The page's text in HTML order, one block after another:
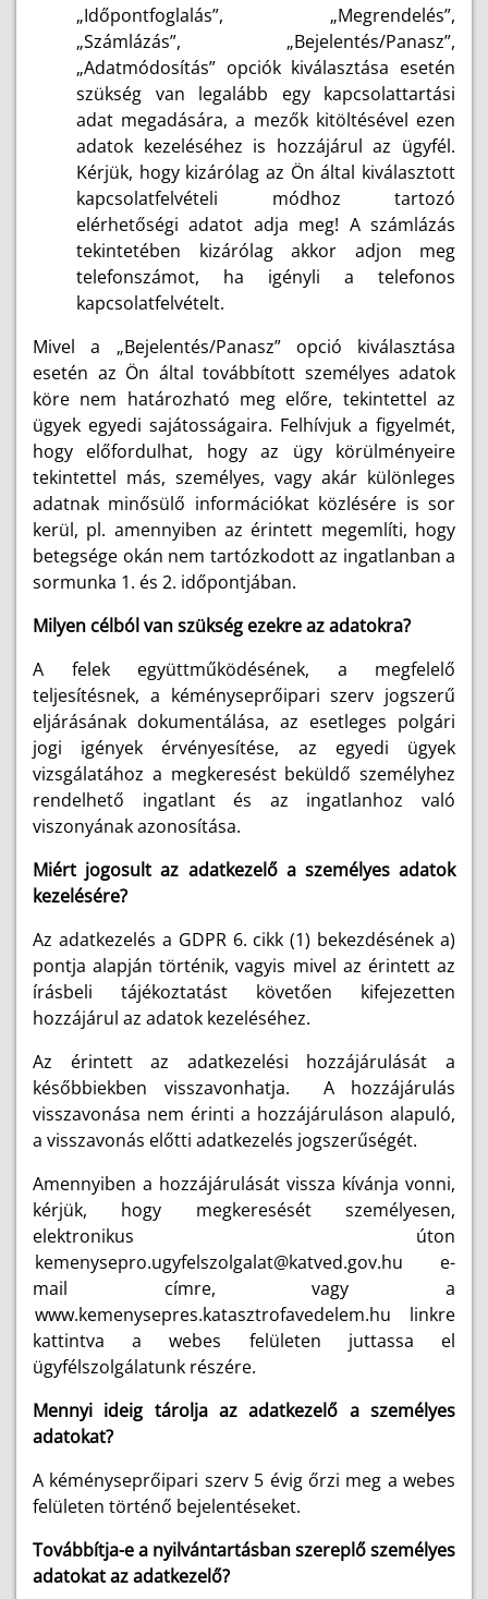
„Időpontfoglalás”, „Megrendelés”,
„Számlázás”, „Bejelentés/Panasz”,
„Adatmódosítás” opciók kiválasztása esetén
szükség van legalább egy kapcsolattartási
adat megadására, a mezők kitöltésével ezen
adatok kezeléséhez is hozzájárul az ügyfél.
Kérjük, hogy kizárólag az Ön által kiválasztott
kapcsolatfelvételi módhoz tartozó
elérhetőségi adatot adja meg! A számlázás
tekintetében kizárólag akkor adjon meg
telefonszámot, ha igényli a telefonos
kapcsolatfelvételt.
Mivel a „Bejelentés/Panasz” opció kiválasztása
esetén az Ön által továbbított személyes adatok
köre nem határozható meg előre, tekintettel az
ügyek egyedi sajátosságaira. Felhívjuk a figyelmét,
hogy előfordulhat, hogy az ügy körülményeire
tekintettel más, személyes, vagy akár különleges
adatnak minősülő információkat közlésére is sor
kerül, pl. amennyiben az érintett megemlíti, hogy
betegsége okán nem tartózkodott az ingatlanban a
sormunka 1. és 2. időpontjában.
Milyen célból van szükség ezekre az adatokra?
A felek együttműködésének, a megfelelő
teljesítésnek, a kéményseprőipari szerv jogszerű
eljárásának dokumentálása, az esetleges polgári
jogi igények érvényesítése, az egyedi ügyek
vizsgálatához a megkeresést beküldő személyhez
rendelhető ingatlant és az ingatlanhoz való
viszonyának azonosítása.
Miért jogosult az adatkezelő a személyes adatok
kezelésére?
Az adatkezelés a GDPR 6. cikk (1) bekezdésének a)
pontja alapján történik, vagyis mivel az érintett az
írásbeli tájékoztatást követően kifejezetten
hozzájárul az adatok kezeléséhez.
Az érintett az adatkezelési hozzájárulását a
későbbiekben visszavonhatja. A hozzájárulás
visszavonása nem érinti a hozzájáruláson alapuló,
a visszavonás előtti adatkezelés jogszerűségét.
Amennyiben a hozzájárulását vissza kívánja vonni,
kérjük, hogy megkeresését személyesen,
elektronikus úton
kemenysepro.ugyfelszolgalat@katved.gov.hu
e-
mail címre, vagy a
www.kemenysepres.katasztrofavedelem.hu
linkre
kattintva a webes felületen juttassa el
ügyfélszolgálatunk részére.
Mennyi ideig tárolja az adatkezelő a személyes
adatokat?
A kéményseprőipari szerv 5 évig őrzi meg a webes
felületen történő bejelentéseket.
Továbbítja-e a nyilvántartásban szereplő személyes
adatokat az adatkezelő?